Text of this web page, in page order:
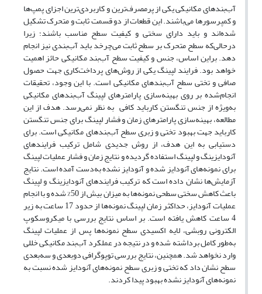
آب‌بندهای مکانیکی یکی از پرمصرف‌ترین و کاربردی‌ترین اجزای پمپ‌ها
و کمپرسورها می‌باشند. این قطعات از دو قسمت ثابت و متحرک تشکیل‌
شده‌اند و باید دارای سختی و کیفیت سطح مناسب باشند؛ زیرا
درحالی‌که سطح متحرک بر سطح ثابت می‌چرخد باید آب‌بندی نیز انجام
دهد. براین اساس، جنس و کیفیت سطح آب‌بند مکانیکی حائز اهمیت
خواهد بود. فرایند لپینگ یکی از روش‌های پرداخت‌کاری جهت حصول
صافی و تختی سطح آب‌بندهای مکانیکی است. با این‌ وجود، تحقیقات
انجام‌شده بر روی بهینه‌سازی پارامترهای لپینگ آب‌بندهای مکانیکی
به‌ویژه از جنس تنگستن کارباید کافی به نظر نمی‌رسد. هدف از این
مطالعه، بهینه‌سازی پارامترهای زمان و فشار لپینگ برای جنس تنگستن
کارباید جهت بهبود تختی و زبری سطح آب‌بندهای مکانیکی است. برای
دستیابی به این هدف، از روش جدیدی شامل ترکیب فرایندهای
آنودایزینگ و لپینگ استفاده گردیده و نتایج زمان و فشار عملیات لپینگ
برای نمونه‌های آنودایز شده و آنودایز نشده به‌دست ‌آمده است. نتایج
آزمایش‌ها نشان داده است که ترکیب فرایند‌های آنودایزینگ و لپینگ
باعث کاهش سختی سطحی نمونه‌ها به میزان بیش از 50% شده و با انجام
عملیات آنودایز، حداکثر زمان لپینگ نمونه‌ها از حدود 17 ساعت به زیر
4 ساعت کاهش ‌یافته است. بر اساس نتایج بررسی با میکروسکوپ
الکترونی روبشی، لایه اکسیدی سطح نمونه‌ها پس از عملیات لپینگ
به‌طور کامل برداشته ‌شده و در نتیجه در عملکرد آب‌بند مکانیکی خللی
وارد نخواهد شد. همچنین، نتایج بررسی توپوگرافی دوبعدی و سه‌بعدی
سطح نشان داد که تختی و زبری سطح نمونه‌های آنودایز شده نسبت به
نمونه‌های آنودایز نشده بهبود پیدا کردند.